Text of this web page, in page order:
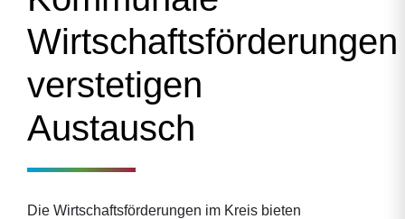
Wirtschaftsförderungen
verstetigen
Austausch
Die Wirtschaftsförderungen im Kreis bieten